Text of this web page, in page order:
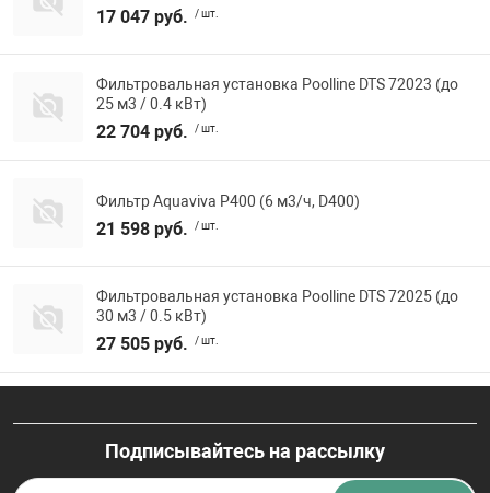
17 047 руб. / шт.
Фильтровальная установка Poolline DTS 72023 (до
25 м3 / 0.4 кВт)
22 704 руб. / шт.
Фильтр Aquaviva P400 (6 м3/ч, D400)
21 598 руб. / шт.
Фильтровальная установка Poolline DTS 72025 (до
30 м3 / 0.5 кВт)
27 505 руб. / шт.
Подписывайтесь на рассылку